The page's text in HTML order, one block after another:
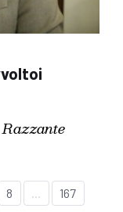
8 ... 167